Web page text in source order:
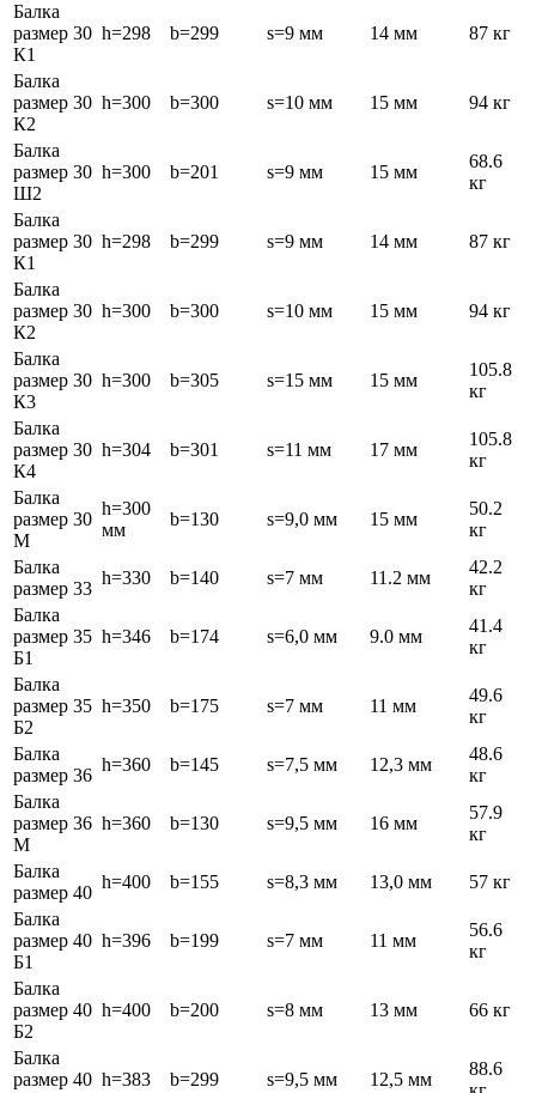
Балка
размер 30
К1
h=298 b=299 s=9 мм 14 мм 87 кг
Балка
размер 30
К2
h=300 b=300 s=10 мм 15 мм 94 кг
Балка
размер 30
Ш2
h=300 b=201 s=9 мм 15 мм
68.6
кг
Балка
размер 30
К1
h=298 b=299 s=9 мм 14 мм 87 кг
Балка
размер 30
К2
h=300 b=300 s=10 мм 15 мм 94 кг
Балка
размер 30
К3
h=300 b=305 s=15 мм 15 мм
105.8
кг
Балка
размер 30
К4
h=304 b=301 s=11 мм 17 мм
105.8
кг
Балка
размер 30
М
h=300
мм
b=130 s=9,0 мм 15 мм
50.2
кг
Балка
размер 33
h=330 b=140 s=7 мм 11.2 мм
42.2
кг
Балка
размер 35
Б1
h=346 b=174 s=6,0 мм 9.0 мм
41.4
кг
Балка
размер 35
Б2
h=350 b=175 s=7 мм 11 мм
49.6
кг
Балка
размер 36
h=360 b=145 s=7,5 мм 12,3 мм
48.6
кг
Балка
размер 36
М
h=360 b=130 s=9,5 мм 16 мм
57.9
кг
Балка
размер 40
h=400 b=155 s=8,3 мм 13,0 мм
57 кг
Балка
размер 40
Б1
h=396 b=199 s=7 мм 11 мм
56.6
кг
Балка
размер 40
Б2
h=400 b=200 s=8 мм 13 мм 66 кг
Балка
размер 40 h=383 b=299 s=9,5 мм 12,5 мм
88.6